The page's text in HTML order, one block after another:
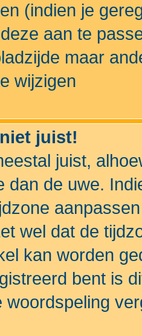
(indien je
aan te
maar
wijzigen
juist!
juist,
dan de uwe.
wel dat de
kan worden
bent is
woordspeling